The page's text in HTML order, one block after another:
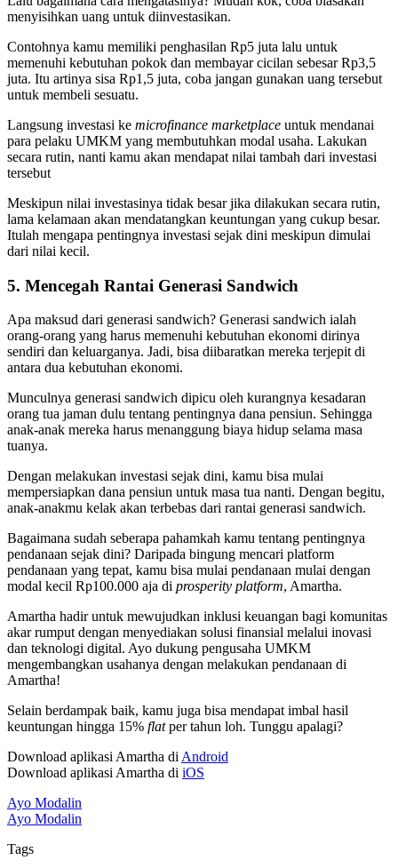
menyisihkan uang untuk diinvestasikan.
Contohnya kamu memiliki penghasilan Rp5 juta lalu untuk
memenuhi kebutuhan pokok dan membayar cicilan sebesar Rp3,5
juta. Itu artinya sisa Rp1,5 juta, coba jangan gunakan uang tersebut
untuk membeli sesuatu.
Langsung investasi ke microfinance marketplace untuk mendanai
para pelaku UMKM yang membutuhkan modal usaha. Lakukan
secara rutin, nanti kamu akan mendapat nilai tambah dari investasi
tersebut
Meskipun nilai investasinya tidak besar jika dilakukan secara rutin,
lama kelamaan akan mendatangkan keuntungan yang cukup besar.
Itulah mengapa pentingnya investasi sejak dini meskipun dimulai
dari nilai kecil.
5. Mencegah Rantai Generasi Sandwich
Apa maksud dari generasi sandwich? Generasi sandwich ialah
orang-orang yang harus memenuhi kebutuhan ekonomi dirinya
sendiri dan keluarganya. Jadi, bisa diibaratkan mereka terjepit di
antara dua kebutuhan ekonomi.
Munculnya generasi sandwich dipicu oleh kurangnya kesadaran
orang tua jaman dulu tentang pentingnya dana pensiun. Sehingga
anak-anak mereka harus menanggung biaya hidup selama masa
tuanya.
Dengan melakukan investasi sejak dini, kamu bisa mulai
mempersiapkan dana pensiun untuk masa tua nanti. Dengan begitu,
anak-anakmu kelak akan terbebas dari rantai generasi sandwich.
Bagaimana sudah seberapa pahamkah kamu tentang pentingnya
pendanaan sejak dini? Daripada bingung mencari platform
pendanaan yang tepat, kamu bisa mulai pendanaan mulai dengan
modal kecil Rp100.000 aja di prosperity platform, Amartha.
Amartha hadir untuk mewujudkan inklusi keuangan bagi komunitas
akar rumput dengan menyediakan solusi finansial melalui inovasi
dan teknologi digital. Ayo dukung pengusaha UMKM
mengembangkan usahanya dengan melakukan pendanaan di
Amartha!
Selain berdampak baik, kamu juga bisa mendapat imbal hasil
keuntungan hingga 15% flatper tahun loh. Tunggu apalagi?
Download aplikasi Amartha diAndroid
Download aplikasi Amartha di iOS
Ayo Modalin
Ayo Modalin
Tags